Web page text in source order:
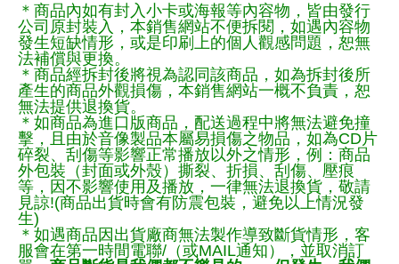
＊商品內如有封入小卡或海報等內容物，皆由發行
公司原封裝入，本銷售網站不便拆閱，如遇內容物
發生短缺情形，或是印刷上的個人觀感問題，恕無
法補償與更換。
＊商品經拆封後將視為認同該商品，如為拆封後所
產生的商品外觀損傷，本銷售網站一概不負責，恕
無法提供退換貨。
＊如商品為進口版商品，配送過程中將無法避免撞
擊，且由於音像製品本屬易損傷之物品，如為CD片
碎裂、刮傷等影響正常播放以外之情形，例：商品
外包裝（封面或外殼）撕裂、折損、刮傷、壓痕
等，因不影響使用及播放，一律無法退換貨，敬請
見諒!(商品出貨時會有防震包裝，避免以上情況發
生)
＊如遇商品因出貨廠商無法製作導致斷貨情形，客
服會在第一時間電聯/（或MAIL通知），並取消訂